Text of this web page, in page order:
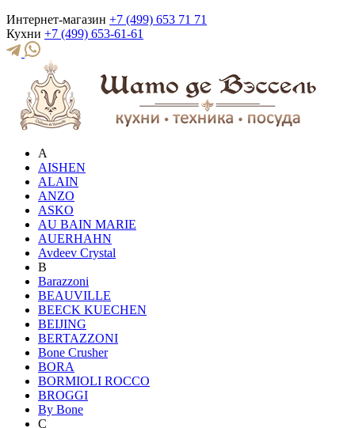
Интернет-магазин +7 (499) 653 71 71
Кухни +7 (499) 653-61-61
A
AISHEN
ALAIN
ANZO
ASKO
AU BAIN MARIE
AUERHAHN
Avdeev Crystal
B
Barazzoni
BEAUVILLE
BEECK KUECHEN
BEIJING
BERTAZZONI
Bone Crusher
BORA
BORMIOLI ROCCO
BROGGI
By Bone
C